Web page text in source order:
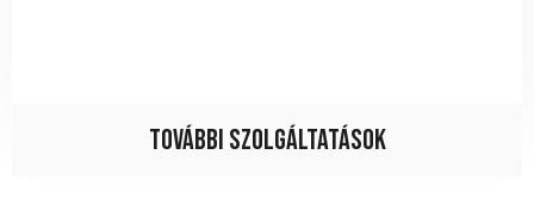
További szolgáltatások